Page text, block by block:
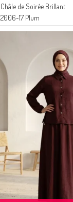
Châle de Soirée Brillant
2006-17 Plum